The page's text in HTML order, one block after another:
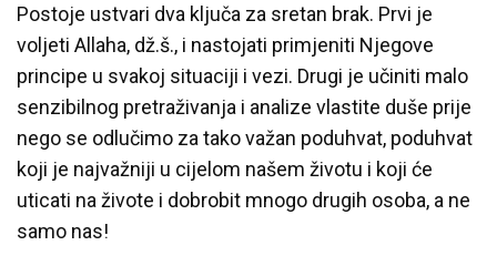
Postoje ustvari dva ključa za sretan brak. Prvi je
voljeti Allaha, dž.š., i nastojati primjeniti Njegove
principe u svakoj situaciji i vezi. Drugi je učiniti malo
senzibilnog pretraživanja i analize vlastite duše prije
nego se odlučimo za tako važan poduhvat, poduhvat
koji je najvažniji u cijelom našem životu i koji će
uticati na živote i dobrobit mnogo drugih osoba, a ne
samo nas!